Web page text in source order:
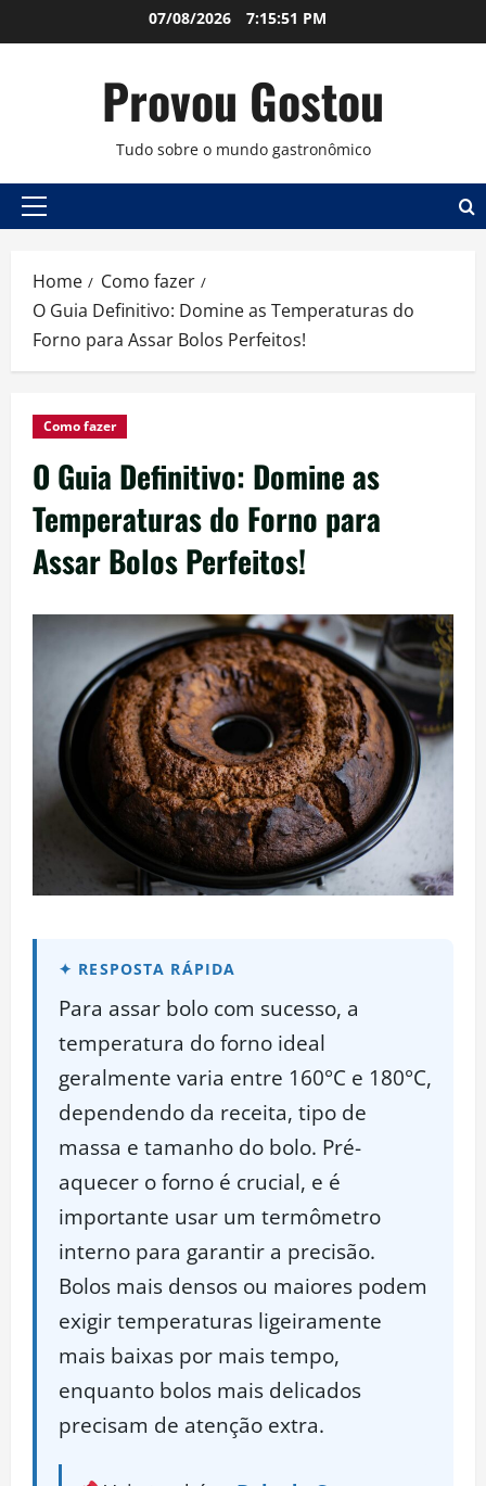
to
07/08/2026 7:15:52 PM
Provou Gostou
Tudo sobre o mundo gastronômico
Primary
Home
Como fazer
O Guia Definitivo: Domine as Temperaturas do
Forno para Assar Bolos Perfeitos!
Como fazer
O Guia Definitivo: Domine as
Temperaturas do Forno para
Assar Bolos Perfeitos!
Para assar bolo com sucesso, a
temperatura do forno ideal
geralmente varia entre 160°C e 180°C,
dependendo da receita, tipo de
massa e tamanho do bolo. Pré-
aquecer o forno é crucial, e é
importante usar um termômetro
interno para garantir a precisão.
Bolos mais densos ou maiores podem
exigir temperaturas ligeiramente
mais baixas por mais tempo,
enquanto bolos mais delicados
precisam de atenção extra.